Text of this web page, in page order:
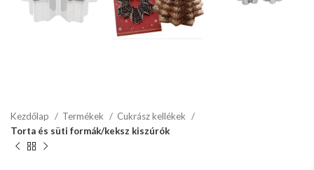
Kezdőlap Termékek
Cukrász kellékek
Torta és süti formák/keksz kiszúrók